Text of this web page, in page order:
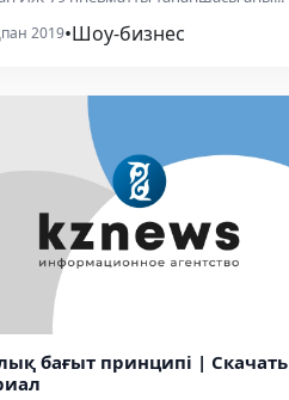
2019•Шоу-бизнес
бағыт принципі | Скачать